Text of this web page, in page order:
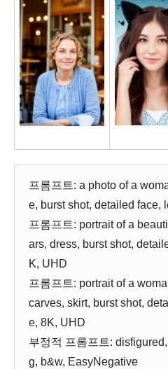
프롬프트: a photo of a
e, burst shot, detailed face,
프롬프트: portrait of a
ars, dress, burst shot,
K, UHD
프롬프트: portrait of a
carves, skirt, burst shot,
e, 8K, UHD
부정적 프롬프트:
g, b&w, EasyNegative